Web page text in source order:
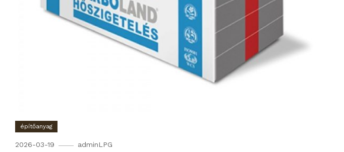
építőanyag
2026-03-19 adminLPG